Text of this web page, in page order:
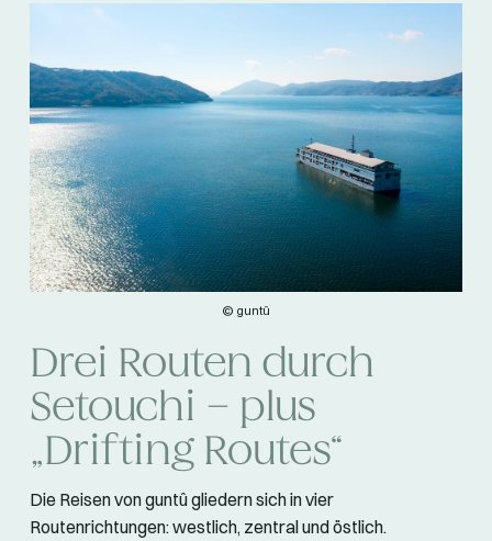
© guntû
Drei Routen durch
Setouchi – plus
„Drifting Routes“
Die Reisen von guntû gliedern sich in vier
Routenrichtungen: westlich, zentral und östlich.